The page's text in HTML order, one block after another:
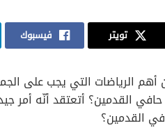
تويتر فيسبوك
الرياضات التي يجب على
القدمين؟ أتعتقد أنّه أمر
القدمين؟